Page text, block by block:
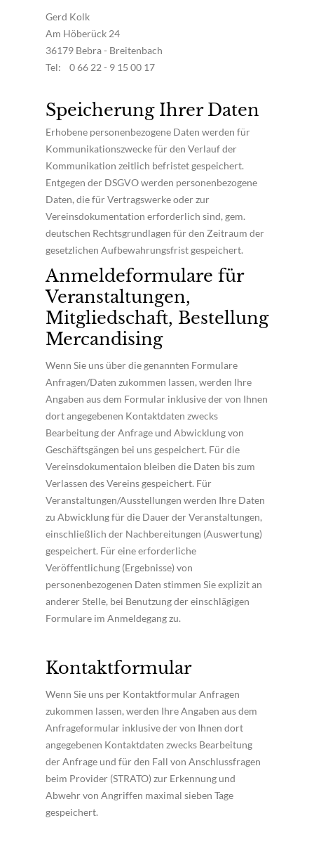
Gerd Kolk
Am Höberück 24
36179 Bebra - Breitenbach
Tel: 0 66 22 - 9 15 00 17
Speicherung Ihrer Daten
Erhobene personenbezogene Daten werden für
Kommunikationszwecke für den Verlauf der
Kommunikation zeitlich befristet gespeichert.
Entgegen der DSGVO werden personenbezogene
Daten, die für Vertragswerke oder zur
Vereinsdokumentation erforderlich sind, gem.
deutschen Rechtsgrundlagen für den Zeitraum der
gesetzlichen Aufbewahrungsfrist gespeichert.
Anmeldeformulare für
Veranstaltungen,
Mitgliedschaft, Bestellung
Mercandising
Wenn Sie uns über die genannten Formulare
Anfragen/Daten zukommen lassen, werden Ihre
Angaben aus dem Formular inklusive der von Ihnen
dort angegebenen Kontaktdaten zwecks
Bearbeitung der Anfrage und Abwicklung von
Geschäftsgängen bei uns gespeichert. Für die
Vereinsdokumentaion bleiben die Daten bis zum
Verlassen des Vereins gespeichert. Für
Veranstaltungen/Ausstellungen werden Ihre Daten
zu Abwicklung für die Dauer der Veranstaltungen,
einschließlich der Nachbereitungen (Auswertung)
gespeichert. Für eine erforderliche
Veröffentlichung (Ergebnisse) von
personenbezogenen Daten stimmen Sie explizit an
anderer Stelle, bei Benutzung der einschlägigen
Formulare im Anmeldegang zu.
Kontaktformular
Wenn Sie uns per Kontaktformular Anfragen
zukommen lassen, werden Ihre Angaben aus dem
Anfrageformular inklusive der von Ihnen dort
angegebenen Kontaktdaten zwecks Bearbeitung
der Anfrage und für den Fall von Anschlussfragen
beim Provider (STRATO) zur Erkennung und
Abwehr von Angriffen maximal sieben Tage
gespeichert.